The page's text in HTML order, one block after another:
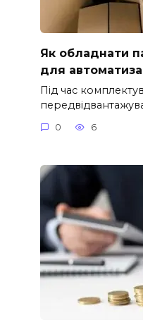
Як обладнати
для
Під час
0 6